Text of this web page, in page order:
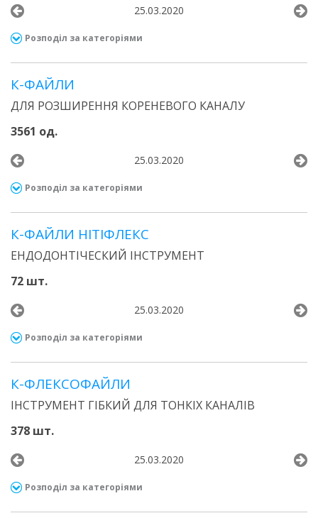
25.03.2020
Розподіл за категоріями
К-ФАЙЛИ
ДЛЯ РОЗШИРЕННЯ КОРЕНЕВОГО КАНАЛУ
3561 од.
25.03.2020
Розподіл за категоріями
К-ФАЙЛИ НІТІФЛЕКС
ЕНДОДОНТІЧЕСКИЙ ІНСТРУМЕНТ
72 шт.
25.03.2020
Розподіл за категоріями
К-ФЛЕКСОФАЙЛИ
ІНСТРУМЕНТ ГІБКИЙ ДЛЯ ТОНКІХ КАНАЛІВ
378 шт.
25.03.2020
Розподіл за категоріями